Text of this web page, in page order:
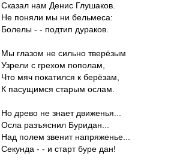
Сказал нам Денис Глушаков.
Не поняли мы ни бельмеса:
Болелы - - подтип дураков.
Мы глазом не сильно тверёзым
Узрели с грехом пополам,
Что мяч покатился к берёзам,
К пасущимся старым ослам.
Но древо не знает движенья...
Осла разъяснил Буридан...
Над полем звенит напряженье...
Секунда - - и старт буре дан!